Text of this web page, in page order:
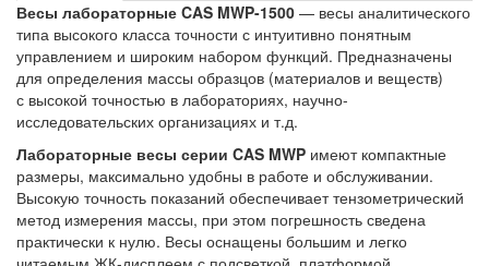
Весы лабораторные CAS MWP-1500 — весы аналитического
типа высокого класса точности с интуитивно понятным
управлением и широким набором функций. Предназначены
для определения массы образцов (материалов и веществ)
с высокой точностью в лабораториях, научно-
исследовательских организациях и т.д.
Лабораторные весы серии CAS MWP имеют компактные
размеры, максимально удобны в работе и обслуживании.
Высокую точность показаний обеспечивает тензометрический
метод измерения массы, при этом погрешность сведена
практически к нулю. Весы оснащены большим и легко